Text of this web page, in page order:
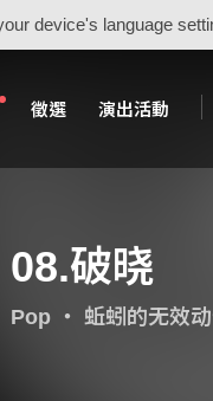
device's language
徵選 演出活動
08.破晓
Pop・ 蚯蚓的无效